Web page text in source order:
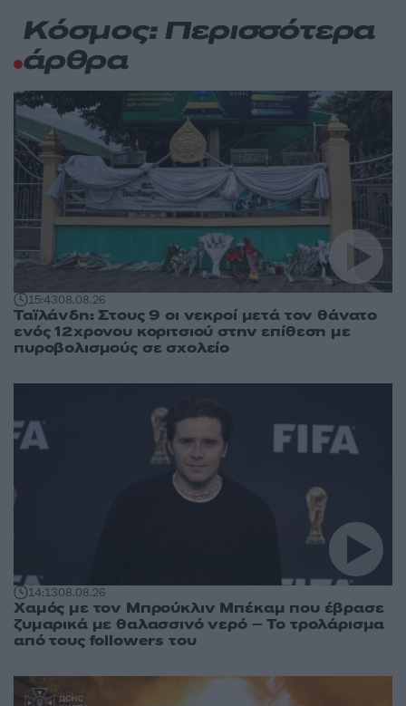
Κόσμος: Περισσότερα
άρθρα
15:4308.08.26
Ταϊλάνδη: Στους 9 οι νεκροί μετά τον θάνατο
ενός 12χρονου κοριτσιού στην επίθεση με
πυροβολισμούς σε σχολείο
14:1308.08.26
Χαμός με τον Μπρούκλιν Μπέκαμ που έβρασε
ζυμαρικά με θαλασσινό νερό – Το τρολάρισμα
από τους followers του